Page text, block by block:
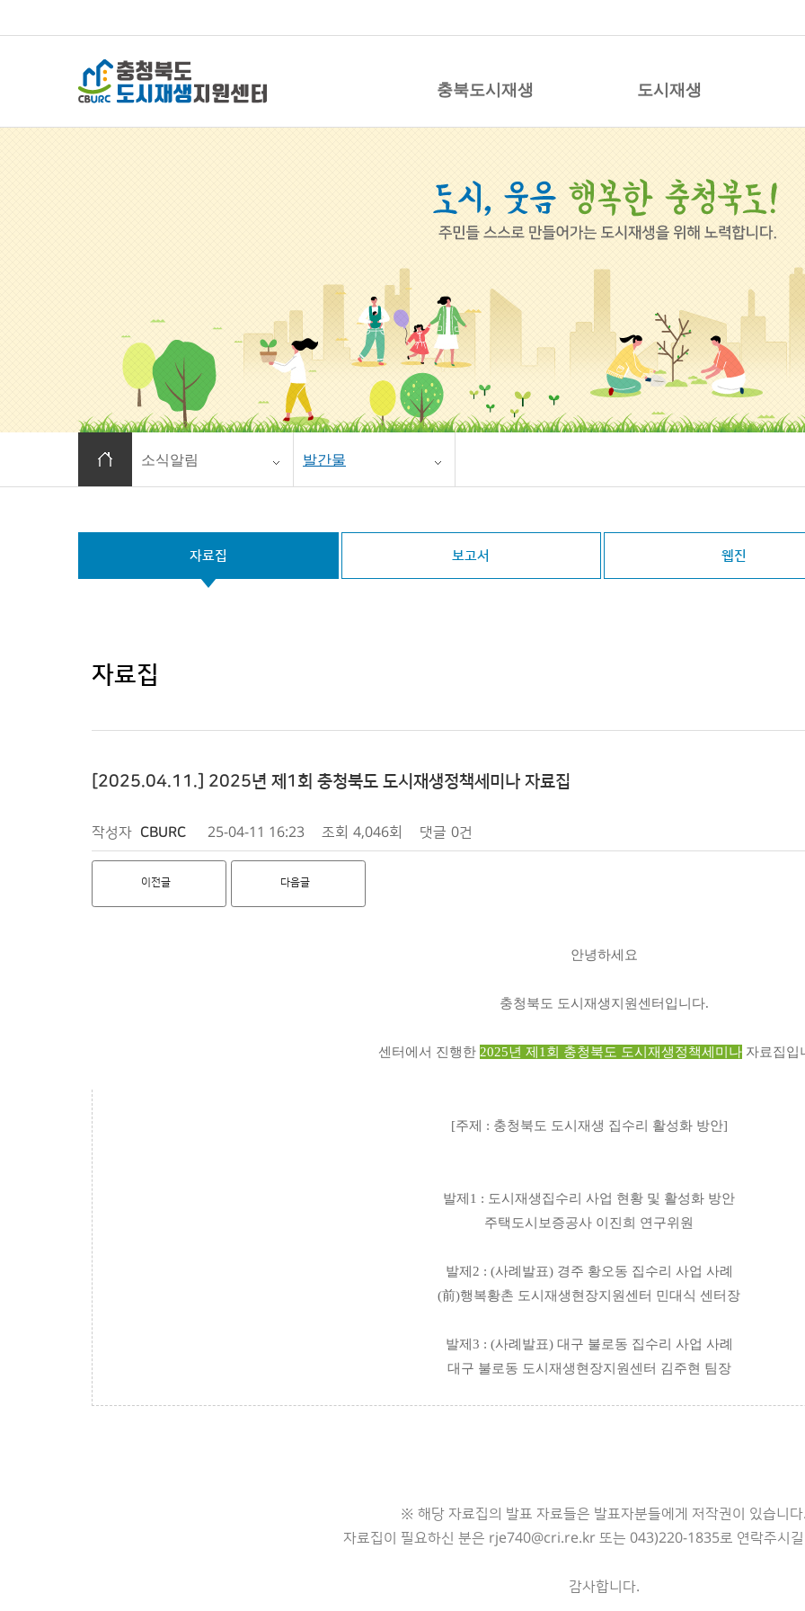
충북도시재생 도시재생
홈으로 이동
소식알림 발간물
자료집 보고서 웹진
자료집
[2025.04.11.] 2025년 제1회 충청북도 도시재생정책세미나 자료집
작성자 CBURC 25-04-11 16:23 조회 4,046회 댓글 0건
이전글 다음글
안녕하세요
충청북도 도시재생지원센터입니다.
센터에서 진행한 2025년 제 1 회 충청북도 도시재생정책세미나자료집입
[주제 : 충청북도 도시재생 집수리 활성화 방안]
발제 1 : 도시재생집수리 사업 현황 및 활성화 방안
주택도시보증공사 이진희 연구위원
발제 2 : (사례발표) 경주 황오동 집수리 사업 사례
(前)행복황촌 도시재생현장지원센터 민대식 센터장
발제 3 : (사례발표) 대구 불로동 집수리 사업 사례
대구 불로동 도시재생현장지원센터 김주현 팀장
※ 해당 자료집의 발표 자료들은 발표자분들에게 저작권이 있습니다.
자료집이 필요하신 분은 rje740@cri.re.kr 또는 043)220-1835로 연락주시
감사합니다.